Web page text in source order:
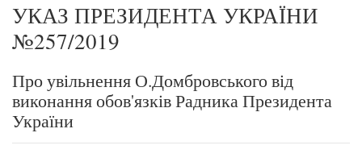
УКАЗ ПРЕЗИДЕНТА УКРАЇНИ
№257/2019
Про увільнення О.Домбровського від
виконання обов'язків Радника Президента
України